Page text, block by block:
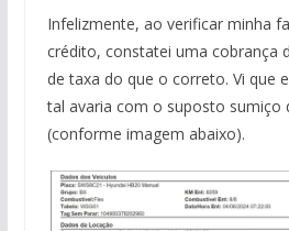
Infelizmente, ao verificar minha
crédito, constatei uma cobrança
de taxa do que o correto. Vi que
tal avaria com o suposto sumiço
(conforme imagem abaixo).